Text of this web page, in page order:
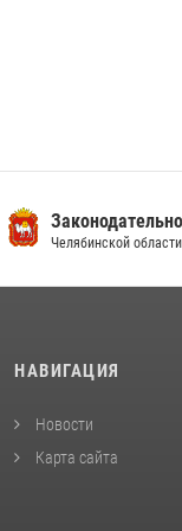
Челябинской области
НАВИГАЦИЯ
Новости
Карта сайта